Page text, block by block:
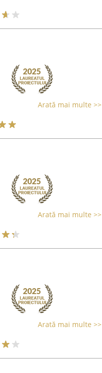
Arată mai multe >>
Arată mai multe >>
Arată mai multe >>